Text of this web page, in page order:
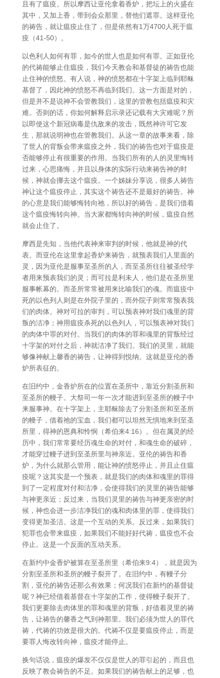
且有了瘟疫。所以摩西让亚伦拿着香炉，把坛上的火盛在
其中，又加上香，带到会众那里，替他们遮罪。这样亚伦
的祷告，就让瘟疫止住了，但是依然有1万4700人死于瘟
疫（41-50）。
以色利人如何有罪，如今的世人也是如何有罪。正如亚伦
的代祷能够止住瘟疫，我们今天教会和基督徒的祷告也能
止住神的愤怒。有人说，神的愤怒都在十字架上临到耶稣
基督了，因此神的愤怒不再临到我们。这一方面是对的，
但是并不是说神不会管教我们，这里的管教包括瘟疫和灾
难。否则的话，你如何解释启示录还记载有大灾难呢？所
以即使这个新冠病毒是仇敌来的攻击，既然神许可它发
生，那就说明神也在管教我们。从这一章的故事来看，除
了世人的背叛会带来瘟疫之外，我们的祷告也对于瘟疫是
否能够停止有很重要的作用。当我们所有的人的灵里悔转
过来，心思痛悔，并且以身体的实际行动来祷告神的时
候，神就会挪去这个瘟疫。一个姊妹分享说，很多人祷告
神让这个瘟疫停止，其实这个祷告还不是最好的祷告。神
的心意是我们能够悔转向祂，所以好的祷告，是我们借着
这个瘟疫悔转向神。当大家都悔转向神的时候，瘟疫自然
就会止住了。
摩西是先知，当他代表神来审判的时候，他就是神的代
表。而亚伦在这里拿起香炉来祷告，就预表我们人里面的
灵，因为亚伦是服事至圣所的人，而至圣所往往被圣经学
者用来预表我们的灵；而可拉是利未人，他们是在圣所里
服事帐幕的。而圣所常常被用来比喻我们的魂。而瘟疫中
死的以色列人则是在外院子里的，而外院子则常常预表我
们的肉体。神对可拉的审判，可以预表神对我们魂里的背
叛的洁净；神用瘟疫杀死的以色列人，可以预表神对我们
的肉体中罪的对付。当我们的肉体的罪和魂里的背叛经过
十字架的对付之后，神就洁净了我们。我们的灵里，就能
够像神献上馨香的祷告，让神得到悦纳。这就是亚伦的香
炉所表征的。
在旧约中，金香炉所在的位置在圣所中，靠近分割圣所和
至圣所的幔子。大祭司一年一次才能进到至圣所的幔子中
来服事神。在十字架上，主耶稣除去了分割圣所和至圣所
的幔子，借着祂的宝血，我们都可以坦然无惧地来到至圣
所里，得神的恩典和怜悯（希伯来4:16）。但在属灵的经
历中，我们常常要经历魂生命的对付，和魂生命的破碎，
才能穿过幔子进到至圣所里与神亲近。亚伦的祷告和香
炉，为什么就那么管用，能让神的愤怒停止，并且止住瘟
疫呢？这其实是一个预表，就是我们的肉体和魂里的罪得
到了一定程度对付和洁净，会使得我们的灵里的祷告能够
与神更亲近；反过来，当我们灵里的祷告与神更亲密的时
候，神也会进一步洁净我们的魂和肉体里的罪，使得我们
变得更加圣洁。这是一个互动的关系。反过来，如果我们
犯罪也会带来瘟疫，如果我们不能好好代祷，瘟疫也不会
停止。这是一个反面的互动关系。
在新约中金香炉被算在至圣所里（希伯来9:4），就是因为
分割至圣所和圣所的幔子裂开了。在旧约中，有幔子分
割，亚伦的祷告还那么有效果；何况我们在新约的基督徒
呢？神已经借着基督在十字架的工作，使得幔子裂开了。
我们更要除去肉体里的罪和魂里的背叛，好借着灵里的祷
告，让祷告的馨香之气到神那里。我们必须为世人的罪代
祷，代祷的功效是很大的。代祷不仅是要瘟疫停止，而是
要罪人悔改转向神，瘟疫才能停止。
换句话说，瘟疫的爆发不仅仅是世人的罪引起的，而且也
反映了教会祷告的不足。如果我们的祷告献上的足够，也